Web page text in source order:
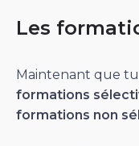
Les
Maintenant que tu
formations
formations non